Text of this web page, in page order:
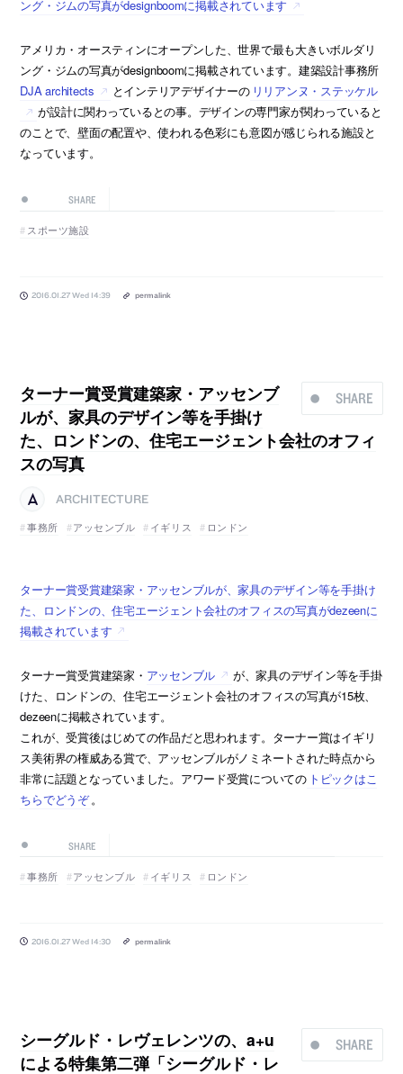
ング・ジムの写真がdesignboomに掲載されています
アメリカ・オースティンにオープンした、世界で最も大きいボルダリ
ング・ジムの写真がdesignboomに掲載されています。建築設計事務所
DJA architects
とインテリアデザイナーの リリアンヌ・ステッケル
が設計に関わっているとの事。デザインの専門家が関わっていると
のことで、壁面の配置や、使われる色彩にも意図が感じられる施設と
なっています。
SHARE
スポーツ施設
2016.01.27 Wed 14:39 permalink
SHARE
ターナー賞受賞建築家・アッセンブ
ルが、家具のデザイン等を手掛け
た、ロンドンの、住宅エージェント会社のオフィ
スの写真
ARCHITECTURE
事務所
アッセンブル イギリス ロンドン
ターナー賞受賞建築家・アッセンブルが、家具のデザイン等を手掛け
た、ロンドンの、住宅エージェント会社のオフィスの写真がdezeenに
掲載されています
ターナー賞受賞建築家・ アッセンブル
が、家具のデザイン等を手掛
けた、ロンドンの、住宅エージェント会社のオフィスの写真が15枚、
dezeenに掲載されています。
これが、受賞後はじめての作品だと思われます。ターナー賞はイギリ
ス美術界の権威ある賞で、アッセンブルがノミネートされた時点から
非常に話題となっていました。アワード受賞についての トピックはこ
ちらでどうぞ。
SHARE
事務所 アッセンブル イギリス ロンドン
2016.01.27 Wed 14:30 permalink
SHARE
シーグルド・レヴェレンツの、a+u
による特集第二弾「シーグルド・レ